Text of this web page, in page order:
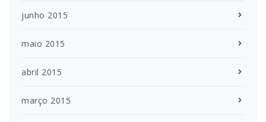
junho 2015
maio 2015
abril 2015
março 2015